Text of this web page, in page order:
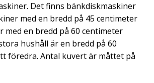
Det finns bänkdiskmaskiner
med en bredd på 45 centimeter
med en bredd på 60 centimeter
hushåll är en bredd på 60
föredra. Antal kuvert är måttet på